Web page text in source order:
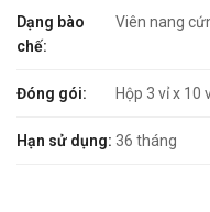
Dạng bào
chế:
Viên nang
Đóng gói: Hộp 3 vỉ x 10
Hạn sử dụng: 36 tháng